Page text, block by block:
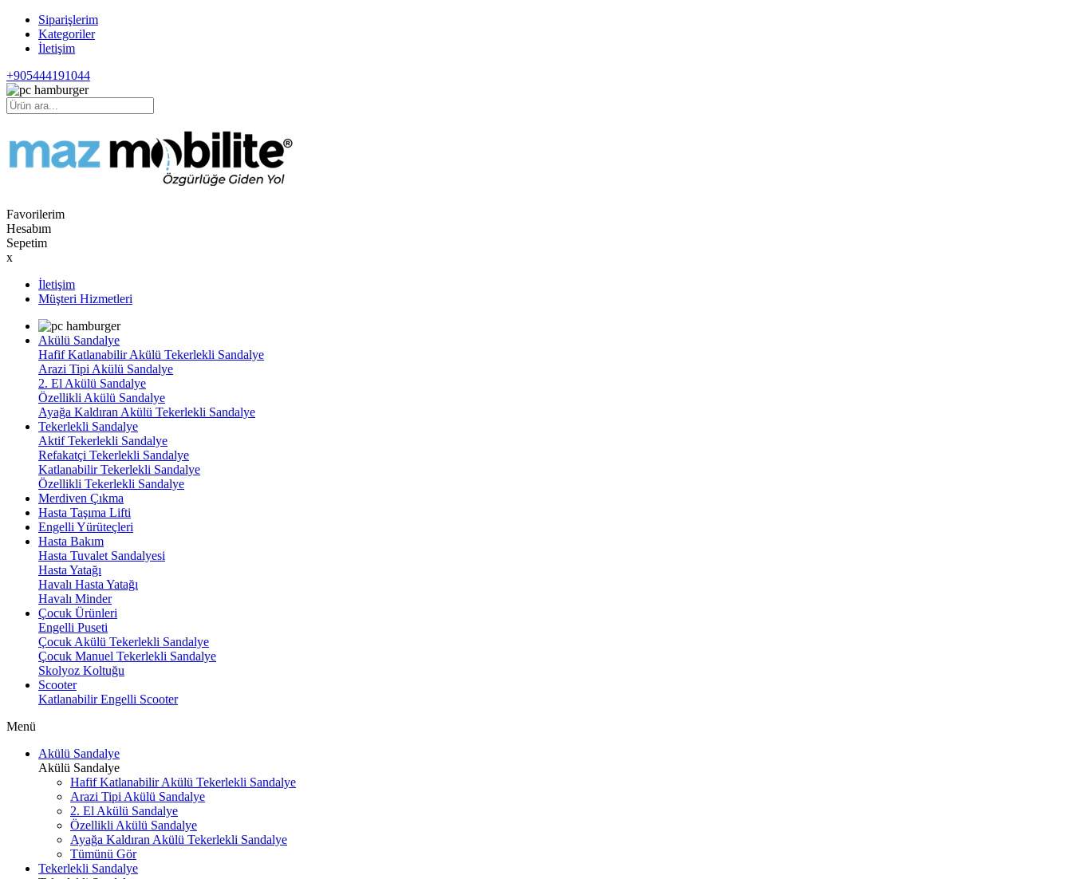
Siparişlerim
Kategoriler
İletişim
+905444191044
Favorilerim
Hesabım
Sepetim
x
İletişim
Müşteri Hizmetleri
Akülü Sandalye
Hafif Katlanabilir Akülü Tekerlekli Sandalye
Arazi Tipi Akülü Sandalye
2. El Akülü Sandalye
Özellikli Akülü Sandalye
Ayağa Kaldıran Akülü Tekerlekli Sandalye
Tekerlekli Sandalye
Aktif Tekerlekli Sandalye
Refakatçi Tekerlekli Sandalye
Katlanabilir Tekerlekli Sandalye
Özellikli Tekerlekli Sandalye
Merdiven Çıkma
Hasta Taşıma Lifti
Engelli Yürüteçleri
Hasta Bakım
Hasta Tuvalet Sandalyesi
Hasta Yatağı
Havalı Hasta Yatağı
Havalı Minder
Çocuk Ürünleri
Engelli Puseti
Çocuk Akülü Tekerlekli Sandalye
Çocuk Manuel Tekerlekli Sandalye
Skolyoz Koltuğu
Scooter
Katlanabilir Engelli Scooter
Menü
Akülü Sandalye
Akülü Sandalye
Hafif Katlanabilir Akülü Tekerlekli Sandalye
Arazi Tipi Akülü Sandalye
2. El Akülü Sandalye
Özellikli Akülü Sandalye
Ayağa Kaldıran Akülü Tekerlekli Sandalye
Tümünü Gör
Tekerlekli Sandalye